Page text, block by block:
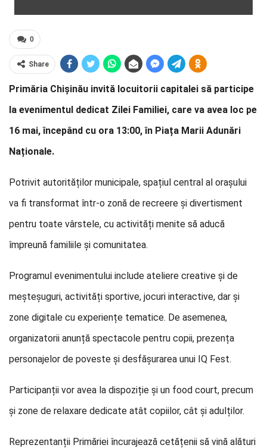
0
Share
Primăria Chișinău invită locuitorii capitalei să participe
la evenimentul dedicat Zilei Familiei, care va avea loc pe
16 mai, începând cu ora 13:00, în Piața Marii Adunări
Naționale.
Potrivit autorităților municipale, spațiul central al orașului
va fi transformat într-o zonă de recreere și divertisment
pentru toate vârstele, cu activități menite să aducă
împreună familiile și comunitatea.
Programul evenimentului include ateliere creative și de
meșteșuguri, activități sportive, jocuri interactive, dar și
zone digitale cu experiențe tematice. De asemenea,
organizatorii anunță spectacole pentru copii, prezența
personajelor de poveste și desfășurarea unui IQ Fest.
Participanții vor avea la dispoziție și un food court, precum
și zone de relaxare dedicate atât copiilor, cât și adulților.
Reprezentanții Primăriei încurajează cetățenii să vină alături